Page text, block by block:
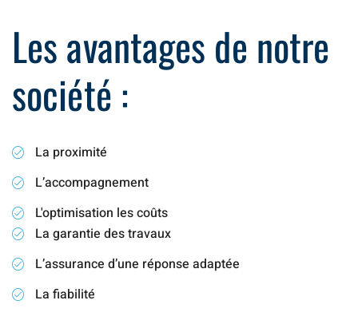
Les avantages de notre
société :
La proximité
L’accompagnement
L'optimisation les coûts
La garantie des travaux
L’assurance d’une réponse adaptée
La fiabilité